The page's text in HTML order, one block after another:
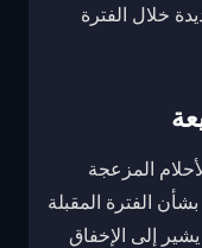
خلال الفترة
المزعجة
الفترة المقبلة
إلى الإخفاق